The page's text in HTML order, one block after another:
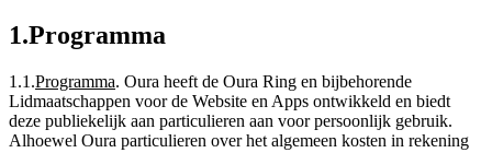
1.Programma
1.1 .Programma. Oura heeft de Oura Ring en bijbehorende
Lidmaatschappen voor de Website en Apps ontwikkeld en biedt
deze publiekelijk aan particulieren aan voor persoonlijk gebruik.
Alhoewel Oura particulieren over het algemeen kosten in rekening